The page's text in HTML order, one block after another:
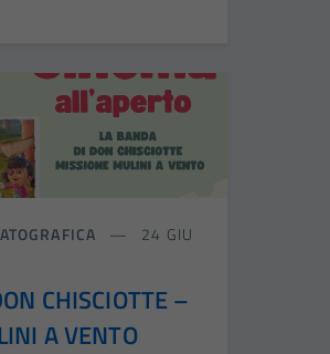
24 GIU
CHISCIOTTE –
A VENTO